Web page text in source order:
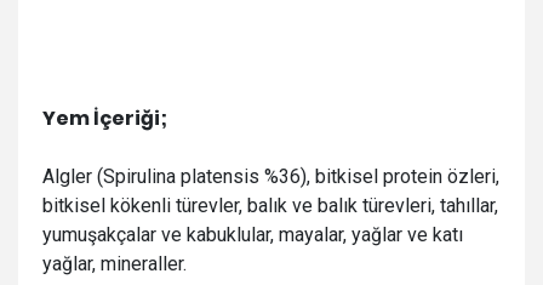
Yem İçeriği;
Algler (Spirulina platensis %36), bitkisel protein özleri,
bitkisel kökenli türevler, balık ve balık türevleri, tahıllar,
yumuşakçalar ve kabuklular, mayalar, yağlar ve katı
yağlar, mineraller.